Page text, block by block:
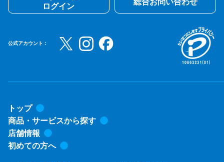
ログイン
総合お問い合わせ
公式アカウント：
トップ
商品・サービスから探す
店舗情報
初めての方へ